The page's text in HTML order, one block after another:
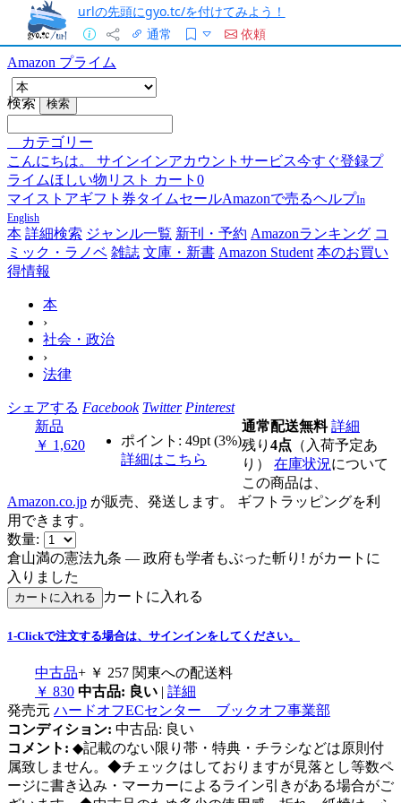
urlの先頭にgyo.tc/を付けてみよう！
通常
依頼